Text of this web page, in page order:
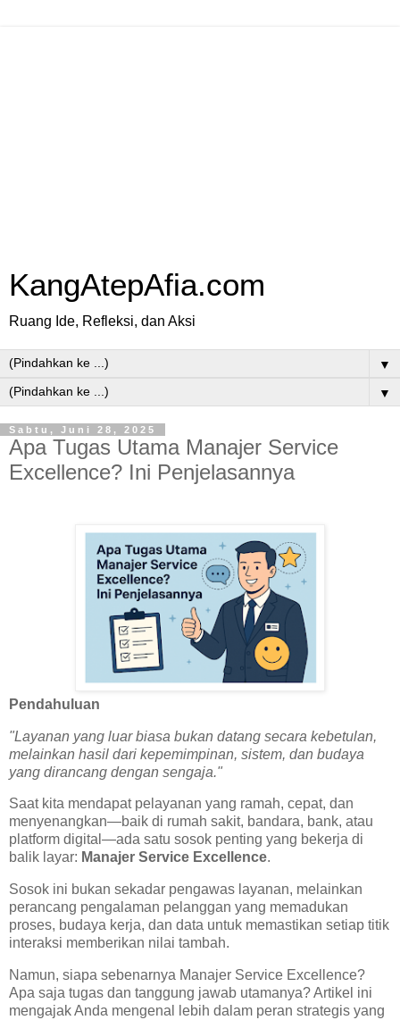
KangAtepAfia.com
Ruang Ide, Refleksi, dan Aksi
▼
▼
Sabtu, Juni 28, 2025
Apa Tugas Utama Manajer Service
Excellence? Ini Penjelasannya
Pendahuluan
"Layanan yang luar biasa bukan datang secara kebetulan,
melainkan hasil dari kepemimpinan, sistem, dan budaya
yang dirancang dengan sengaja."
Saat kita mendapat pelayanan yang ramah, cepat, dan
menyenangkan—baik di rumah sakit, bandara, bank, atau
platform digital—ada satu sosok penting yang bekerja di
balik layar: Manajer Service Excellence.
Sosok ini bukan sekadar pengawas layanan, melainkan
perancang pengalaman pelanggan yang memadukan
proses, budaya kerja, dan data untuk memastikan setiap titik
interaksi memberikan nilai tambah.
Namun, siapa sebenarnya Manajer Service Excellence?
Apa saja tugas dan tanggung jawab utamanya? Artikel ini
mengajak Anda mengenal lebih dalam peran strategis yang